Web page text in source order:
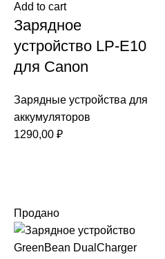
Add to cart
Зарядное
устройство LP-E10
для Canon
Зарядные устройства для
аккумуляторов
1290,00 ₽
Продано